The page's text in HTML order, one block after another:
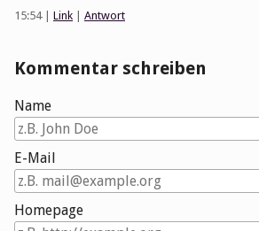
15:54| Link Antwort
Kommentar schreiben
Name
E-Mail
Homepage